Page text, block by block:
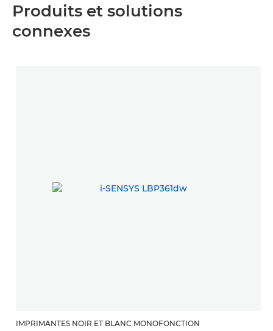
Produits et solutions
connexes
IMPRIMANTES NOIR ET BLANC MONOFONCTION